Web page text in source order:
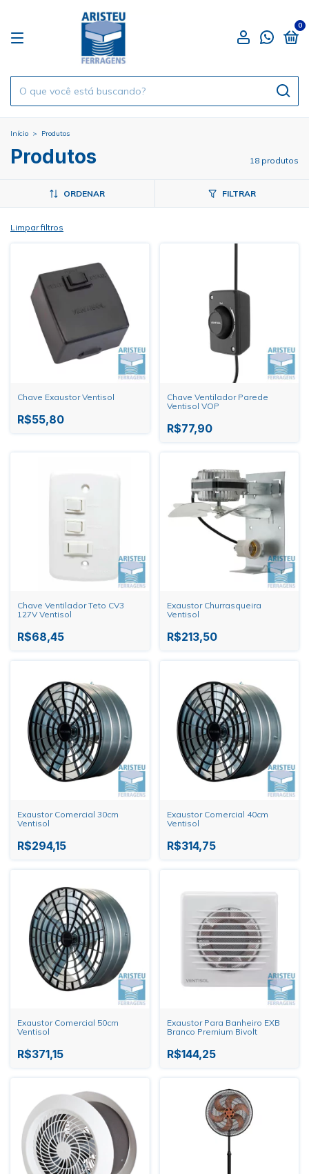
0
Início > Produtos
Produtos 18 produtos
ORDENAR FILTRAR
Limpar filtros
Chave Exaustor Ventisol
R$55,80
Chave Ventilador Parede
Ventisol VOP
R$77,90
Chave Ventilador Teto CV3
127V Ventisol
R$68,45
Exaustor Churrasqueira
Ventisol
R$213,50
Exaustor Comercial 30cm
Ventisol
R$294,15
Exaustor Comercial 40cm
Ventisol
R$314,75
Exaustor Comercial 50cm
Ventisol
R$371,15
Exaustor Para Banheiro EXB
Branco Premium Bivolt
R$144,25